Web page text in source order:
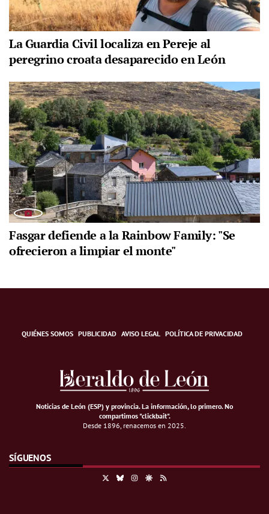
La Guardia Civil localiza en Pereje al
peregrino croata desaparecido en León
Fasgar defiende a la Rainbow Family: "Se
ofrecieron a limpiar el monte"
QUIÉNES SOMOS PUBLICIDAD AVISO LEGAL POLÍTICA DE PRIVACIDAD
Noticias de León (ESP) y provincia. La información, lo primero.No
compartimos "clickbait".
Desde 1896, renacemos en 2025.
SÍGUENOS
BlueskyInstagramGoogle Discover